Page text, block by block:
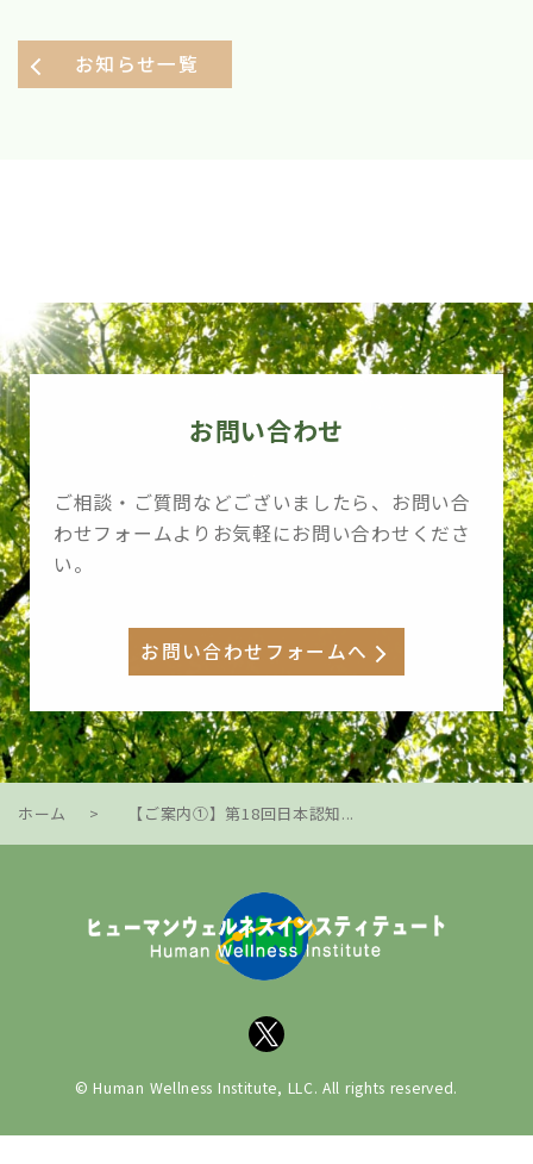
お知らせ一覧
お問い合わせ
ご相談・ご質問などございましたら、お問い合
わせフォームよりお気軽にお問い合わせくださ
い。
お問い合わせフォームへ
ホーム > 【ご案内①】第18回日本認知...
© Human Wellness Institute, LLC. All rights reserved.